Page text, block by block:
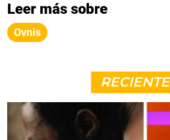
Leer más sobre
Ovnis
RECIENTE